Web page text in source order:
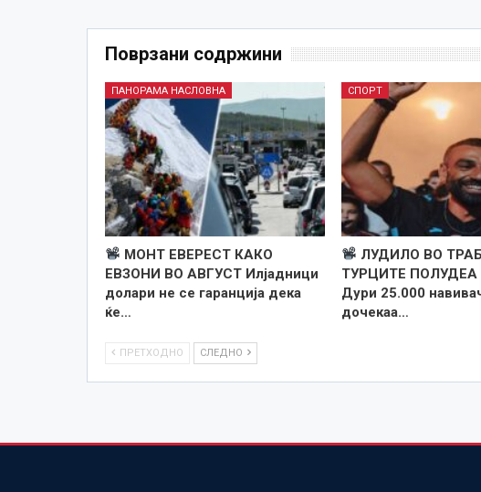
Поврзани содржини
ПАНОРАМА НАСЛОВНА
МОНТ ЕВЕРЕСТ КАКО
ЕВЗОНИ ВО АВГУСТ Илјадници
долари не се гаранција дека
ќе…
СПОРТ
ЛУДИЛО ВО
ТУРЦИТЕ
Дури 25.000
дочекаа…
ПРЕТХОДНО СЛЕДНО